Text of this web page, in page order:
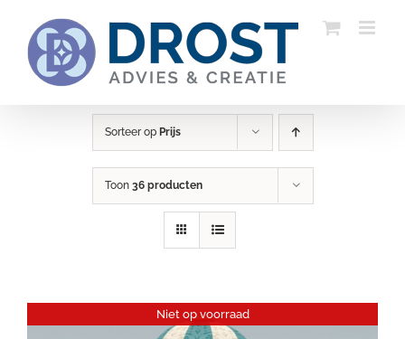
inhoud
Sorteer op Prijs
Toon 36 producten
Niet op voorraad